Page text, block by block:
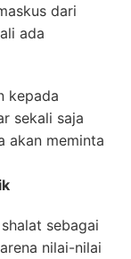
dari
ada
kepada
sekali saja
akan meminta
sebagai
nilai-nilai